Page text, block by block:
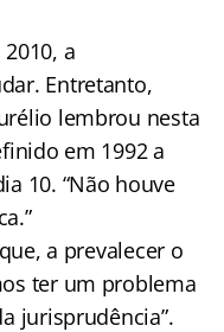
a
Entretanto,
lembrou nesta
em 1992 a
10. “Não houve
a prevalecer o
ter um problema
jurisprudência”.